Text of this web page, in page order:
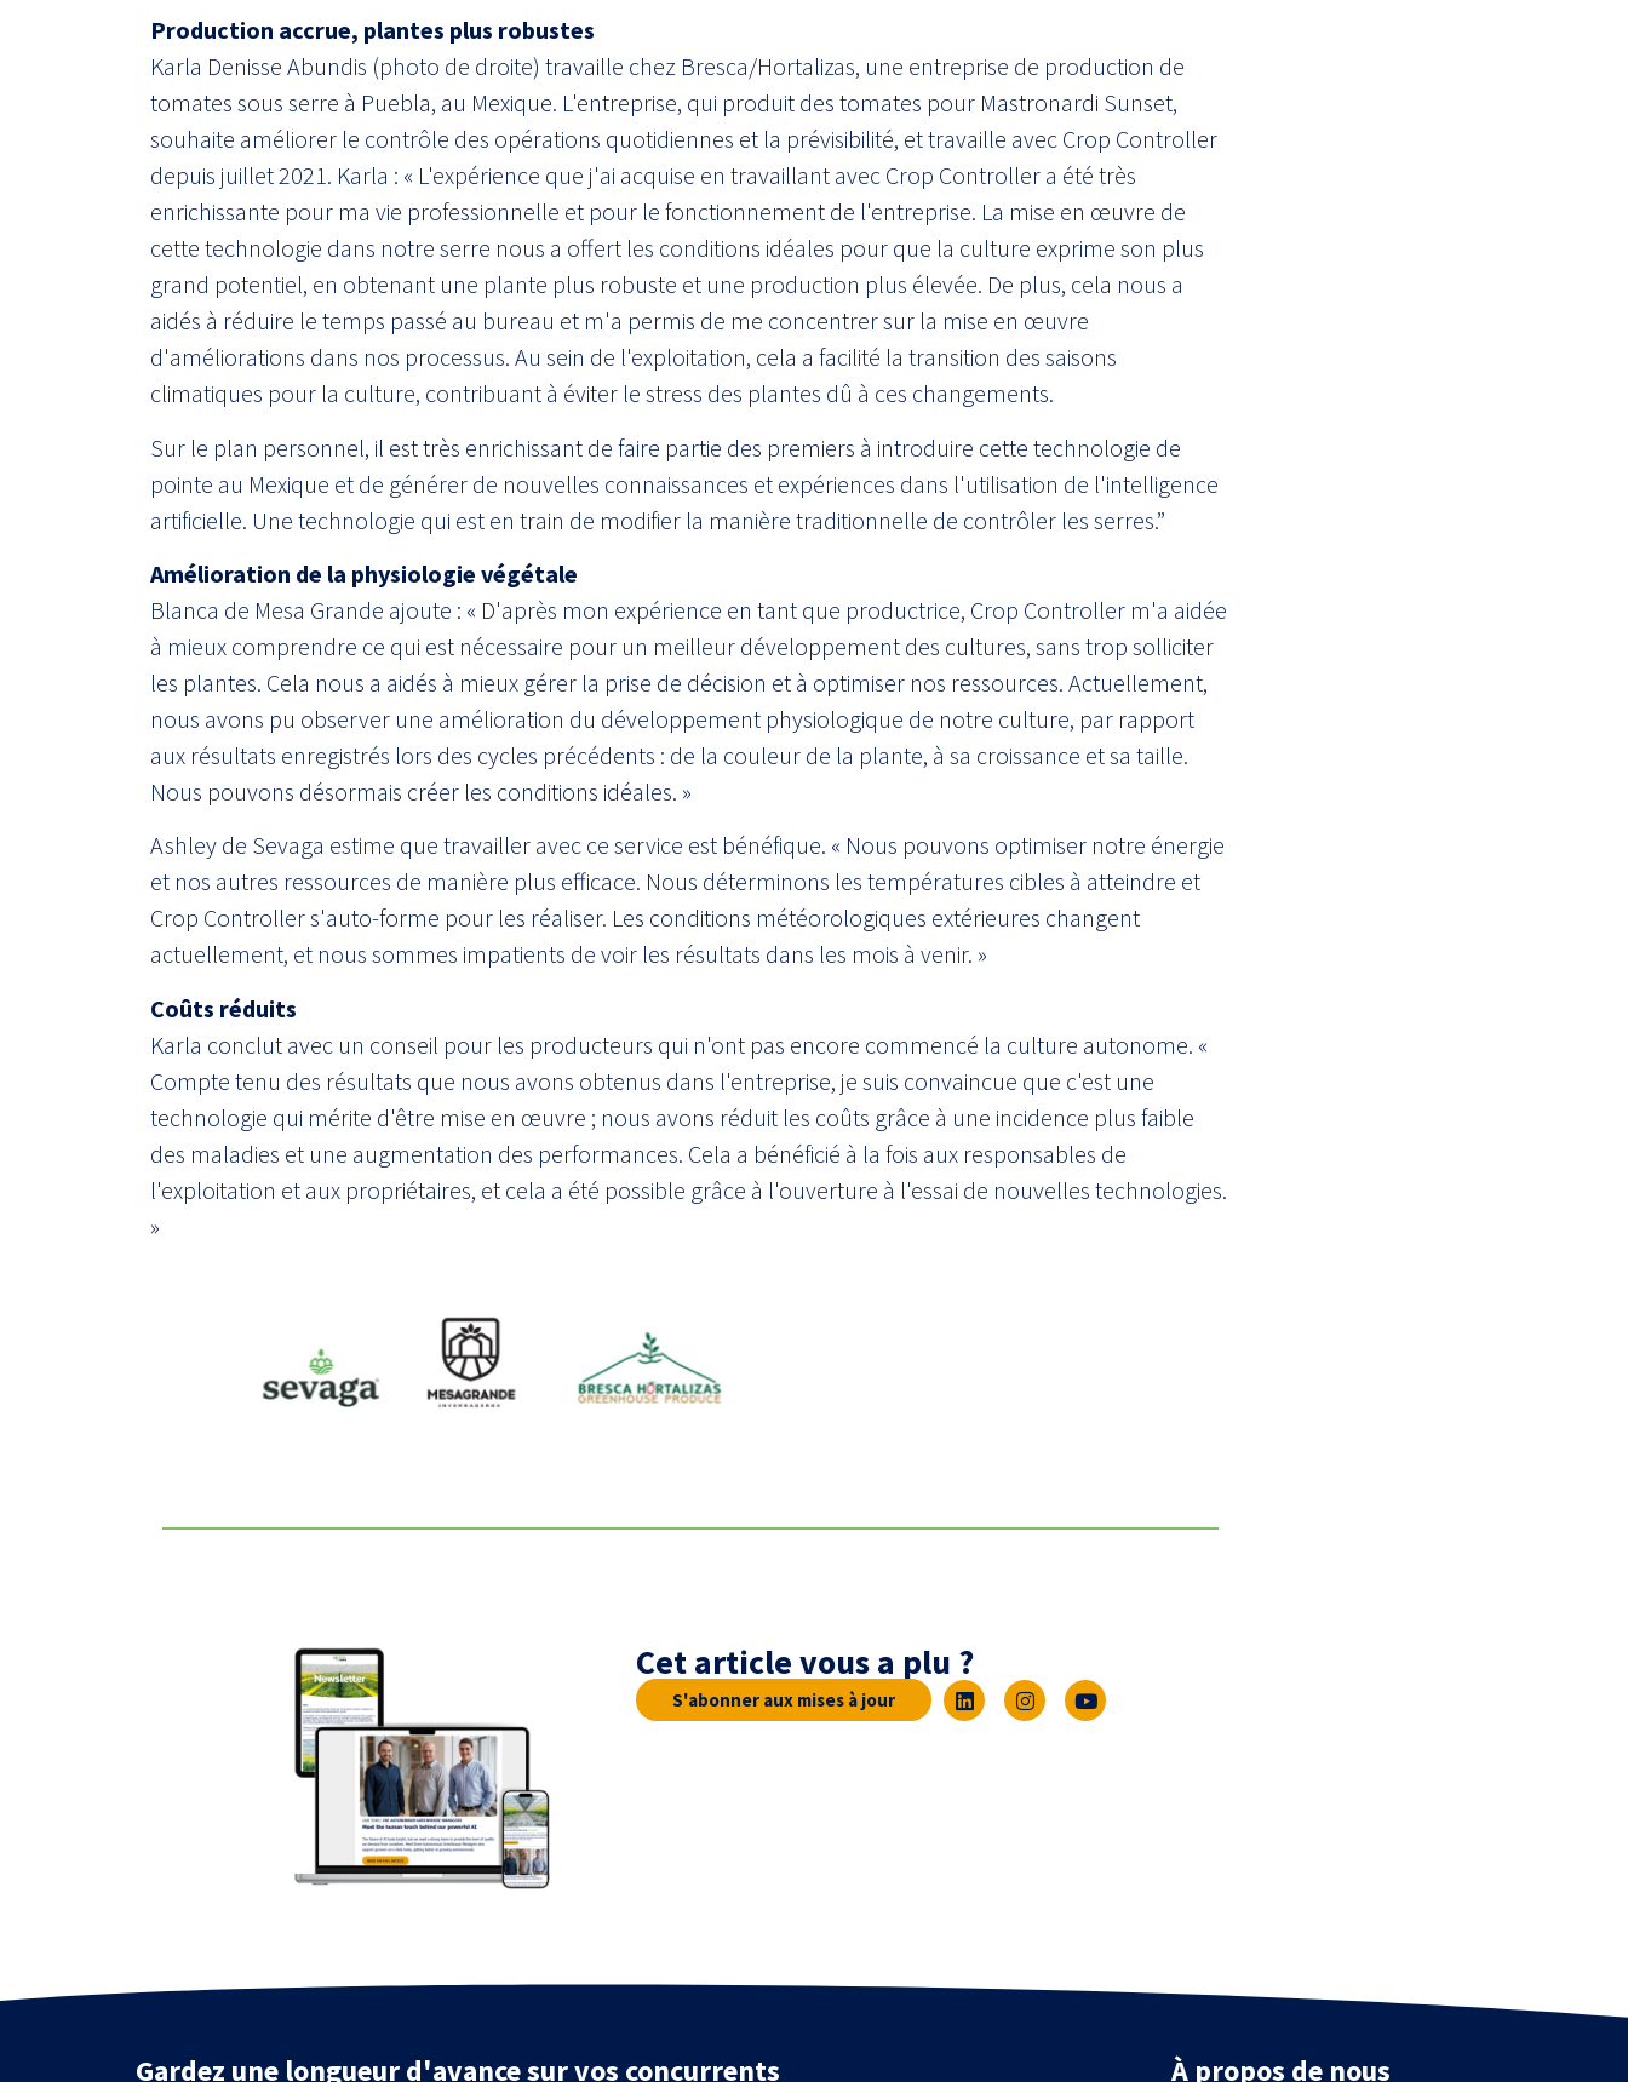
Production accrue, plantes plus robustes
Karla Denisse Abundis (photo de droite) travaille chez Bresca/Hortalizas, une entreprise de production de
tomates sous serre à Puebla, au Mexique. L'entreprise, qui produit des tomates pour Mastronardi Sunset,
souhaite améliorer le contrôle des opérations quotidiennes et la prévisibilité, et travaille avec Crop Controller
depuis juillet 2021. Karla : « L'expérience que j'ai acquise en travaillant avec Crop Controller a été très
enrichissante pour ma vie professionnelle et pour le fonctionnement de l'entreprise. La mise en œuvre de
cette technologie dans notre serre nous a offert les conditions idéales pour que la culture exprime son plus
grand potentiel, en obtenant une plante plus robuste et une production plus élevée. De plus, cela nous a
aidés à réduire le temps passé au bureau et m'a permis de me concentrer sur la mise en œuvre
d'améliorations dans nos processus. Au sein de l'exploitation, cela a facilité la transition des saisons
climatiques pour la culture, contribuant à éviter le stress des plantes dû à ces changements.
Sur le plan personnel, il est très enrichissant de faire partie des premiers à introduire cette technologie de
pointe au Mexique et de générer de nouvelles connaissances et expériences dans l'utilisation de l'intelligence
artificielle. Une technologie qui est en train de modifier la manière traditionnelle de contrôler les serres.”
Amélioration de la physiologie végétale
Blanca de Mesa Grande ajoute : « D'après mon expérience en tant que productrice, Crop Controller m'a aidée
à mieux comprendre ce qui est nécessaire pour un meilleur développement des cultures, sans trop solliciter
les plantes. Cela nous a aidés à mieux gérer la prise de décision et à optimiser nos ressources. Actuellement,
nous avons pu observer une amélioration du développement physiologique de notre culture, par rapport
aux résultats enregistrés lors des cycles précédents : de la couleur de la plante, à sa croissance et sa taille.
Nous pouvons désormais créer les conditions idéales. »
Ashley de Sevaga estime que travailler avec ce service est bénéfique. « Nous pouvons optimiser notre énergie
et nos autres ressources de manière plus efficace. Nous déterminons les températures cibles à atteindre et
Crop Controller s'auto-forme pour les réaliser. Les conditions météorologiques extérieures changent
actuellement, et nous sommes impatients de voir les résultats dans les mois à venir. »
Coûts réduits
Karla conclut avec un conseil pour les producteurs qui n'ont pas encore commencé la culture autonome. «
Compte tenu des résultats que nous avons obtenus dans l'entreprise, je suis convaincue que c'est une
technologie qui mérite d'être mise en œuvre ; nous avons réduit les coûts grâce à une incidence plus faible
des maladies et une augmentation des performances. Cela a bénéficié à la fois aux responsables de
l'exploitation et aux propriétaires, et cela a été possible grâce à l'ouverture à l'essai de nouvelles technologies.
»
Cet article vous a plu ?
S'abonner aux mises à jour
Gardez une longueur d'avance sur vos concurrents À propos de nous